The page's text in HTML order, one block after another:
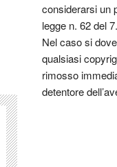
considerarsi un
legge n. 62 del
Nel caso si
qualsiasi
rimosso
detentore